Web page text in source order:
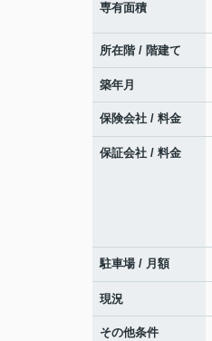
専有面積
所在階 / 階建て
築年月
保険会社 / 料金
保証会社 / 料金
駐車場 / 月額
現況
その他条件